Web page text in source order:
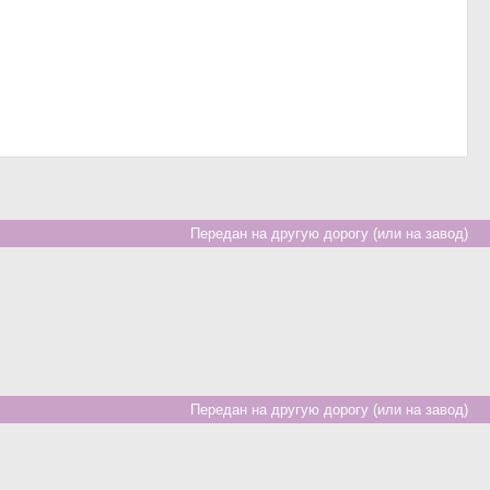
Передан на другую дорогу (или на завод)
Передан на другую дорогу (или на завод)